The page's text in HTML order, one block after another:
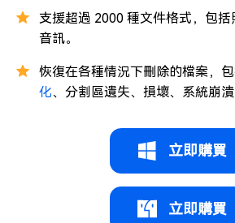
支援超過 2000 種文件格式，包括
音訊。
恢復在各種情況下刪除的檔案，包
化、分割區遺失、損壞、系統崩潰
立即購買
立即購買